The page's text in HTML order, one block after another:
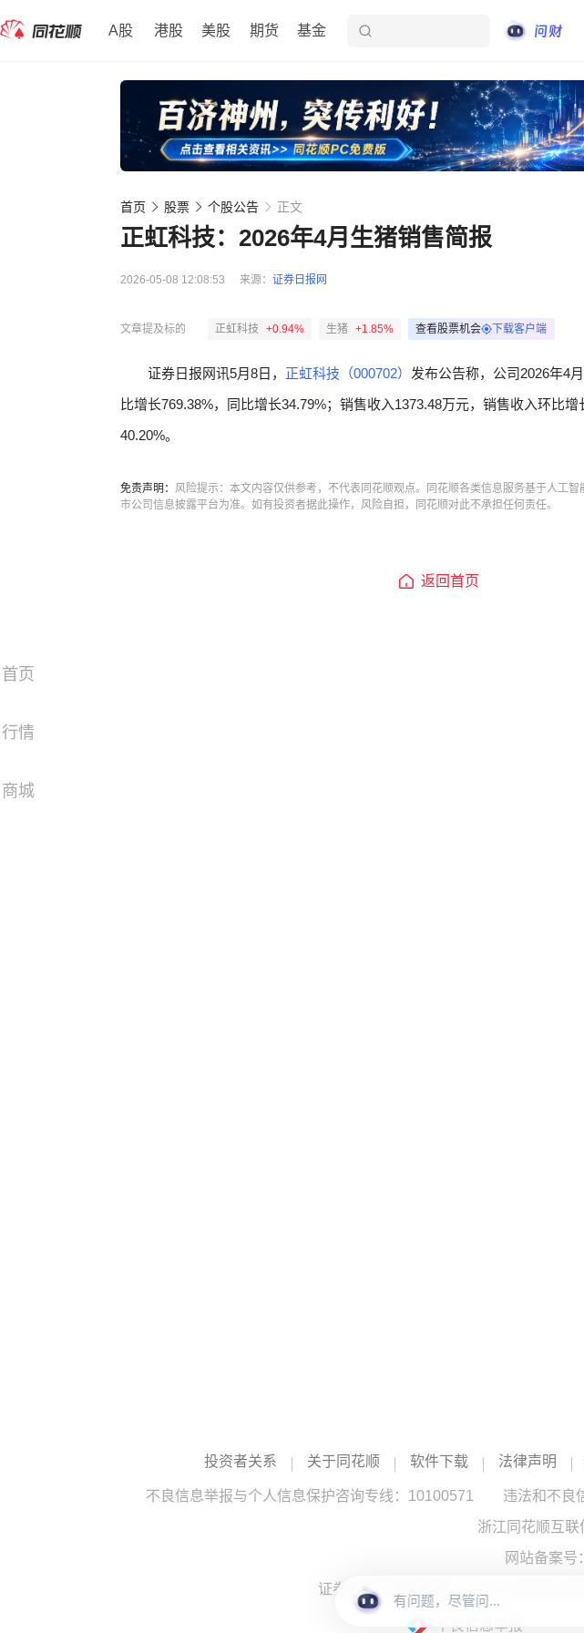
A股 港股 美股 期货 基金
首页
行情
商城
首页 股票 个股公告 正文
正虹科技：2026年4月生猪销售简报
2026-05-08 12:08:53 来源： 证券日报网
文章提及标的 正虹科技 +0.94% 生猪 +1.85% 查看股票机会 下载客户端
证券日报网讯5月8日， 正虹科技（000702） 发布公告称，公司2026年4
比增长769.38%，同比增长34.79%；销售收入1373.48万元，销售收入环比
40.20%。
免责声明： 风险提示：本文内容仅供参考，不代表同花顺观点。同花顺各类信息服务基于人工
市公司信息披露平台为准。如有投资者据此操作，风险自担，同花顺对此不承担任何责任。
返回首页
投资者关系 关于同花顺 软件下载 法律声明
不良信息举报与个人信息保护咨询专线：10100571 违法和不良
浙江同花顺互
网站备案号：
证券投资咨询服务提供：浙江同花顺云
不良信息举报